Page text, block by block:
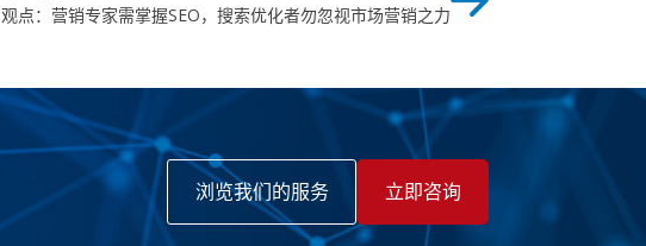
观点：营销专家需掌握SEO，搜索优化者勿忽视市场营销之力
浏览我们的服务 立即咨询